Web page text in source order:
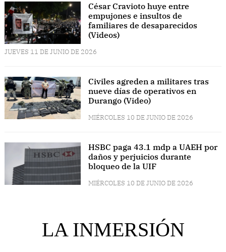
César Cravioto huye entre
empujones e insultos de
familiares de desaparecidos
(Videos)
JUEVES 11 DE JUNIO DE 2026
Civiles agreden a militares tras
nueve días de operativos en
Durango (Video)
MIÉRCOLES 10 DE JUNIO DE 2026
HSBC paga 43.1 mdp a UAEH por
daños y perjuicios durante
bloqueo de la UIF
MIÉRCOLES 10 DE JUNIO DE 2026
LA INMERSIÓN